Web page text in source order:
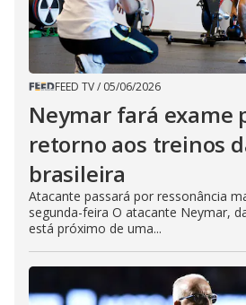
FEED TV/ 05/06/2026
Neymar fará exame
retorno aos treinos
brasileira
Atacante passará por ressonância
segunda-feira O atacante Neymar,
está próximo de uma...